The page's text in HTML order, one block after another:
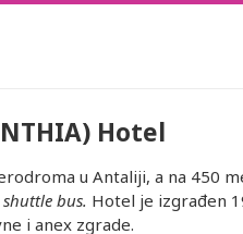
Hotel
u Antaliji, a na 450
shuttle bus. Hotel je izgrađen
i anex zgrade.